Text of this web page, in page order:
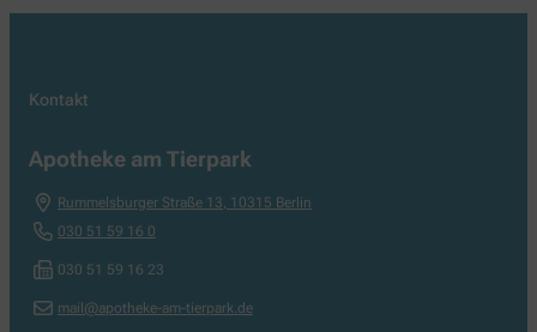
Kontakt
Apotheke am Tierpark
Rummelsburger Straße 13 10315 Berlin
030 51 59 16 0
030 51 59 16 23
mail@apotheke-am-tierpark.de